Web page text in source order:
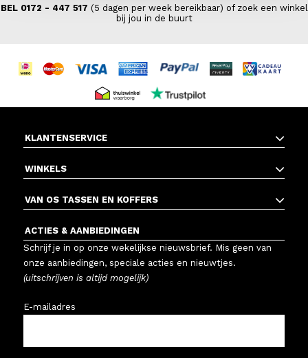
BEL 0172 - 447 517 (5 dagen per week bereikbaar) of zoek een winkel
bij jou in de buurt
KLANTENSERVICE
WINKELS
VAN OS TASSEN EN KOFFERS
ACTIES & AANBIEDINGEN
Schrijf je in op onze wekelijkse nieuwsbrief. Mis geen van
onze aanbiedingen, speciale acties en nieuwtjes.
(uitschrijven is altijd mogelijk)
E-mailadres